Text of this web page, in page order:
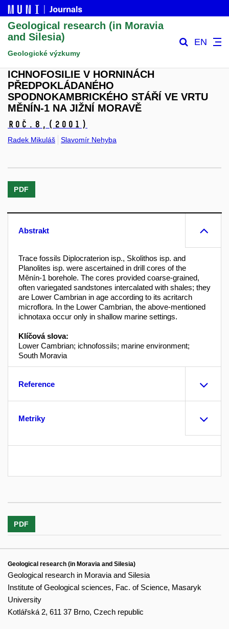
Geological research (in Moravia
and Silesia)
Geologické výzkumy
EN
ICHNOFOSILIE V HORNINÁCH
PŘEDPOKLÁDANÉHO
SPODNOKAMBRICKÉHO STÁŘÍ VE VRTU
MĚNÍN-1 NA JIŽNÍ MORAVĚ
Roč.8, (2001)
Radek Mikuláš Slavomír Nehyba
PDF
Abstrakt
Trace fossils Diplocraterion isp., Skolithos isp. and
Planolites isp. were ascertained in drill cores of the
Měnín-1 borehole. The cores provided coarse-grained,
often variegated sandstones intercalated with shales; they
are Lower Cambrian in age according to its acritarch
microflora. In the Lower Cambrian, the above-mentioned
ichnotaxa occur only in shallow marine settings.
Klíčová slova:
Lower Cambrian; ichnofossils; marine environment;
South Moravia
Reference
Metriky
PDF
Geological research (in Moravia and Silesia)
Geological research in Moravia and Silesia
Institute of Geological sciences, Fac. of Science, Masaryk
University
Kotlářská 2, 611 37 Brno, Czech republic